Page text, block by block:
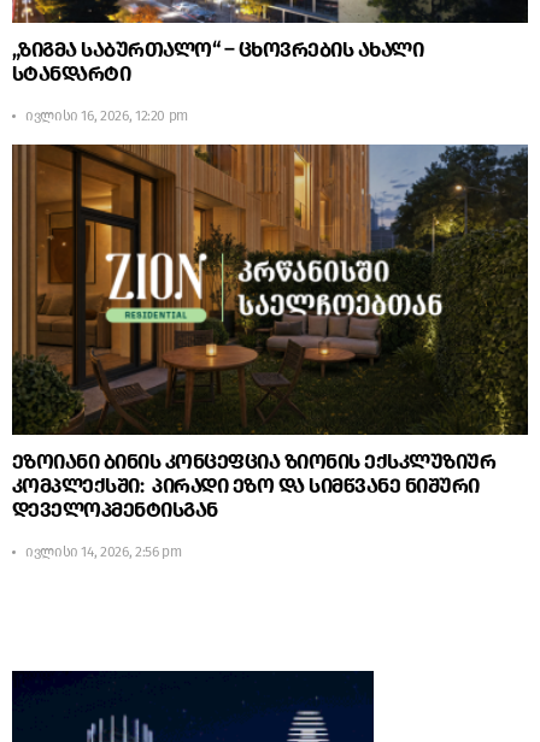
„ზიგმა საბურთალო“ – ცხოვრების ახალი
სტანდარტი
ივლისი 16, 2026, 12:20 pm
ეზოიანი ბინის კონცეფცია ზიონის ექსკლუზიურ
კომპლექსში: პირადი ეზო და სიმწვანე ნიშური
დეველოპმენტისგან
ივლისი 14, 2026, 2:56 pm